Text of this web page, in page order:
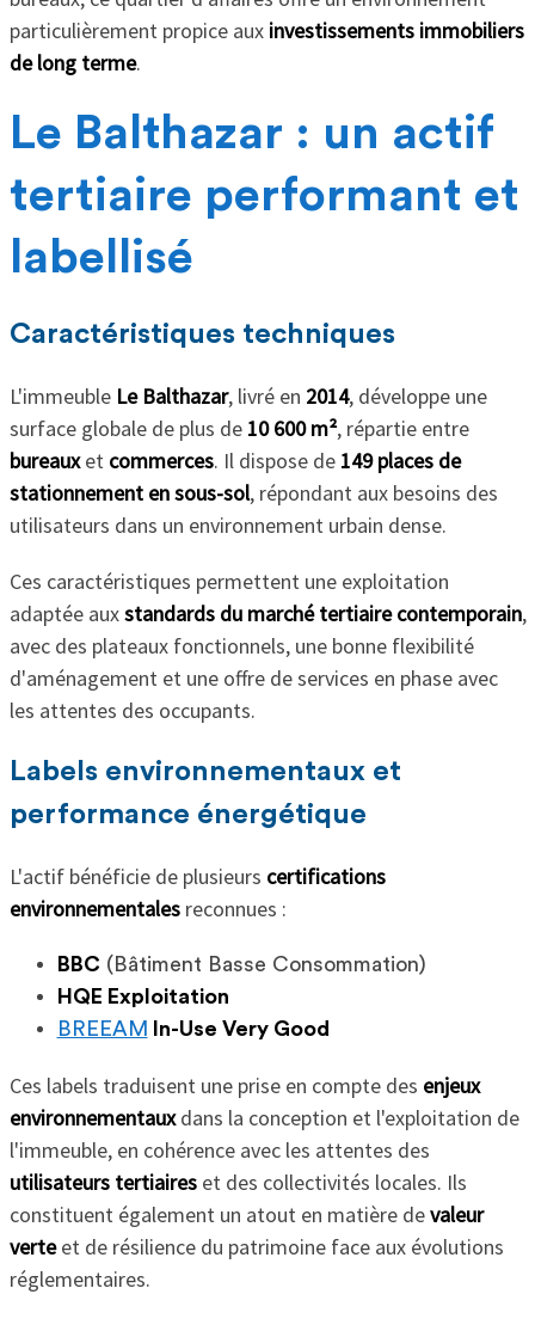
particulièrement propice aux investissements immobiliers
de long terme.
Le Balthazar : un actif
tertiaire performant et
labellisé
Caractéristiques techniques
L'immeuble Le Balthazar, livré en 2014, développe une
surface globale de plus de 10 600 m², répartie entre
bureauxet commerces. Il dispose de 149 places de
stationnement en sous-sol, répondant aux besoins des
utilisateurs dans un environnement urbain dense.
Ces caractéristiques permettent une exploitation
adaptée auxstandards du marché tertiaire contemporain,
avec des plateaux fonctionnels, une bonne flexibilité
d'aménagement et une offre de services en phase avec
les attentes des occupants.
Labels environnementaux et
performance énergétique
L'actif bénéficie de plusieurs certifications
environnementalesreconnues :
BBC (Bâtiment Basse Consommation)
HQE Exploitation
BREEAM
In-Use Very Good
Ces labels traduisent une prise en compte des enjeux
environnementauxdans la conception et l'exploitation de
l'immeuble, en cohérence avec les attentes des
utilisateurs tertiaireset des collectivités locales. Ils
constituent également un atout en matière devaleur
verteet de résilience du patrimoine face aux évolutions
réglementaires.